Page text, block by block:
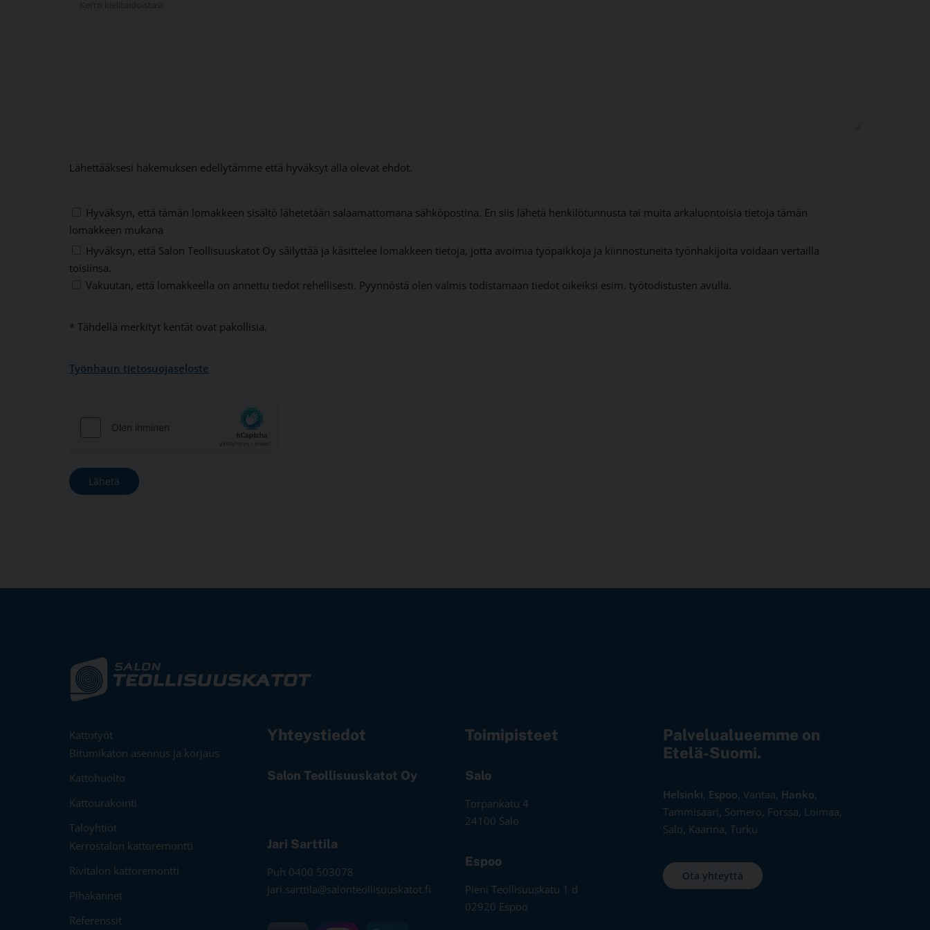
Lähettääksesi hakemuksen edellytämme että hyväksyt alla olevat ehdot.
Hyväksyn, että tämän lomakkeen sisältö lähetetään salaamattomana sähköpostina. En siis lähetä henkilötunnusta tai muita arkaluontoisia tietoja tämän
lomakkeen mukana
Hyväksyn, että Salon Teollisuuskatot Oy säilyttää ja käsittelee lomakkeen tietoja, jotta avoimia työpaikkoja ja kiinnostuneita työnhakijoita voidaan vertailla
toisiinsa.
Vakuutan, että lomakkeella on annettu tiedot rehellisesti. Pyynnöstä olen valmis todistamaan tiedot oikeiksi esim. työtodistusten avulla.
* Tähdellä merkityt kentät ovat pakollisia.
Työnhaun tietosuojaseloste
Kattotyöt
Bitumikaton asennus ja korjaus
Kattohuolto
Kattourakointi
Taloyhtiöt
Kerrostalon kattoremontti
Rivitalon kattoremontti
Pihakannet
Referenssit
Yhteystiedot
Salon Teollisuuskatot Oy
Jari Sarttila
Puh 0400 503078
jari.sarttila@salonteollisuuskatot.fi
Toimipisteet
Salo
Torpankatu 4
24100 Salo
Espoo
Pieni Teollisuuskatu 1 d
02920 Espoo
Palvelualueemme on
Etelä-Suomi.
Helsinki, Espoo, Vantaa, Hanko,
Tammisaari, Somero, Forssa, Loimaa,
Salo, Kaarina, Turku
Ota yhteyttä